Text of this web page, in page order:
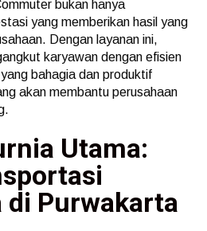
bukan hanya
yang memberikan hasil yang
Dengan layanan ini,
karyawan dengan efisien
bahagia dan produktif
akan membantu perusahaan
Utama:
di Purwakarta